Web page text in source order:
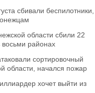
сбивали беспилотники,
области сбили 22
восьми районах
сортировочный
области, начался пожар
хочет выйти из